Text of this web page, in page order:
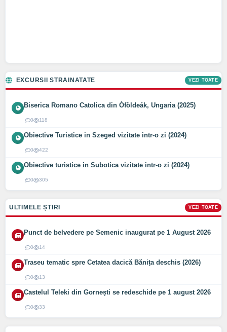
EXCURSII STRAINATATE VEZI TOATE
Biserica Romano Catolica din Óföldeák, Ungaria (2025)
0 118
Obiective Turistice in Szeged vizitate intr-o zi (2024)
0 422
Obiective turistice in Subotica vizitate intr-o zi (2024)
0 305
ULTIMELE ȘTIRI VEZI TOATE
Punct de belvedere pe Semenic inaugurat pe 1 August 2026
0 14
Traseu tematic spre Cetatea dacică Bănița deschis (2026)
0 13
Castelul Teleki din Gornești se redeschide pe 1 august 2026
0 33